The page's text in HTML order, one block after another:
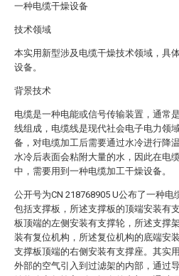
一种电缆干燥设备
技术领域
本实用新型涉及电缆干燥技术领域，具
设备。
背景技术
电缆是一种电能或信号传输装置，通常
线组成，电缆线是现代社会电子电力领
备，对电缆加工后需要通过水冷进行降
水冷后表面会粘附大量的水，因此在电
中，需要用到一种电缆加工干燥设备。
公开号为CN 218768905 U公布了一种电
包括支撑板，所述支撑板的顶端安装有
板顶端的左侧安装有支撑轮，所述支撑
装有复位机构，所述复位机构的底端安
支撑板顶端的右侧安装有支撑座。其实
外部的空气引入到过滤架的内部，通过